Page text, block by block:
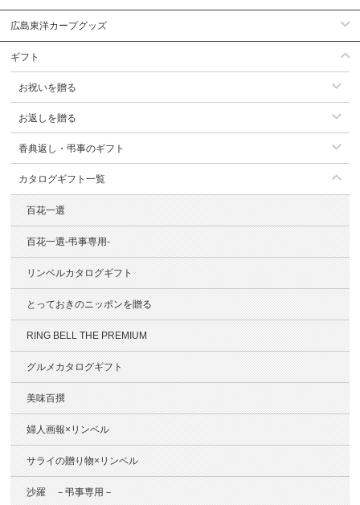
広島東洋カープグッズ
ギフト
お祝いを贈る
お返しを贈る
香典返し・弔事のギフト
カタログギフト一覧
百花一選
百花一選-弔事専用-
リンベルカタログギフト
とっておきのニッポンを贈る
RING BELL THE PREMIUM
グルメカタログギフト
美味百撰
婦人画報×リンベル
サライの贈り物×リンベル
沙羅 －弔事専用－